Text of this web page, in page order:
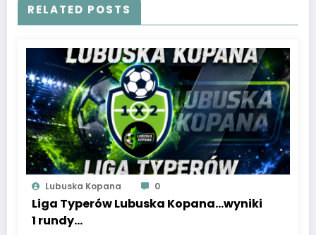
RELATED POSTS
Lubuska Kopana 0
Liga Typerów Lubuska Kopana…wyniki
1 rundy…